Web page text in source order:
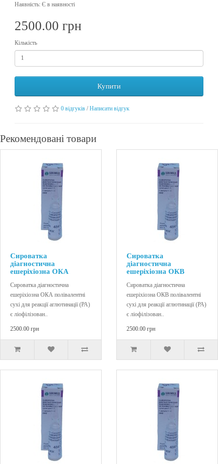
Наявність: Є в наявності
2500.00 грн
Кількість
Купити
0 відгуків /Написати відгук
Рекомендовані товари
Сироватка
діагностична
ешеріхіозна ОКА
Сироватка діагностична
ешеріхіозна ОКА полівалентні
сухі для реакції аглютинації (РА)
є ліофілізован..
2500.00 грн
Сироватка
діагностична
ешеріхіозна ОКВ
Сироватка діагностична
ешеріхіозна ОКВ полівалентні
сухі для реакції аглютинації (РА)
є ліофілізован..
2500.00 грн